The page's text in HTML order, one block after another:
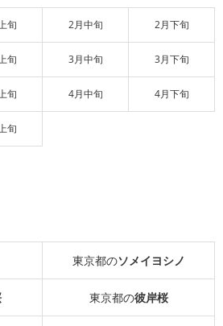
旬 2月中旬 2月下旬
旬 3月中旬 3月下旬
旬 4月中旬 4月下旬
旬
東京都のソメイヨシノ
東京都の彼岸桜